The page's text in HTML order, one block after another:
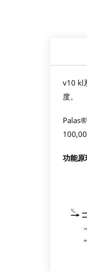
v10 kl
度。
功能原